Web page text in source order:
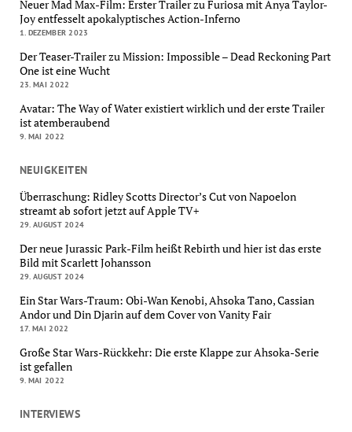
Neuer Mad Max-Film: Erster Trailer zu Furiosa mit Anya Taylor-
Joy entfesselt apokalyptisches Action-Inferno
1. DEZEMBER 2023
Der Teaser-Trailer zu Mission: Impossible – Dead Reckoning Part
One ist eine Wucht
23. MAI 2022
Avatar: The Way of Water existiert wirklich und der erste Trailer
ist atemberaubend
9. MAI 2022
NEUIGKEITEN
Überraschung: Ridley Scotts Director’s Cut von Napoelon
streamt ab sofort jetzt auf Apple TV+
29. AUGUST 2024
Der neue Jurassic Park-Film heißt Rebirth und hier ist das erste
Bild mit Scarlett Johansson
29. AUGUST 2024
Ein Star Wars-Traum: Obi-Wan Kenobi, Ahsoka Tano, Cassian
Andor und Din Djarin auf dem Cover von Vanity Fair
17. MAI 2022
Große Star Wars-Rückkehr: Die erste Klappe zur Ahsoka-Serie
ist gefallen
9. MAI 2022
INTERVIEWS